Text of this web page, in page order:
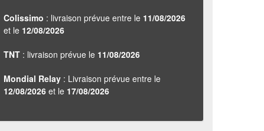
Colissimo : livraison prévue entre le 11/08/2026
et le 12/08/2026
TNT : livraison prévue le 11/08/2026
Mondial Relay : Livraison prévue entre le
12/08/2026 et le 17/08/2026